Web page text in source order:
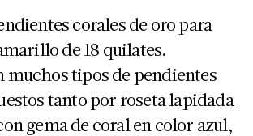
corales de oro para
de 18 quilates.
muchos tipos de pendientes
tanto por roseta lapidada
gema de coral en color azul,